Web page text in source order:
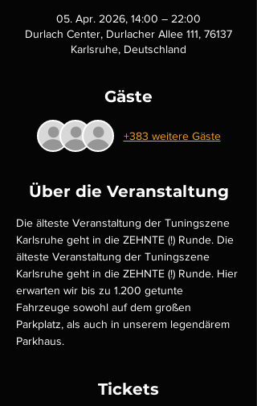
05. Apr. 2026, 14:00 – 22:00
Durlach Center, Durlacher Allee 111, 76137
Karlsruhe, Deutschland
Gäste
+383 weitere Gäste
Über die Veranstaltung
Die älteste Veranstaltung der Tuningszene
Karlsruhe geht in die ZEHNTE (!) Runde. Die
älteste Veranstaltung der Tuningszene
Karlsruhe geht in die ZEHNTE (!) Runde. Hier
erwarten wir bis zu 1.200 getunte
Fahrzeuge sowohl auf dem großen
Parkplatz, als auch in unserem legendärem
Parkhaus.
Tickets